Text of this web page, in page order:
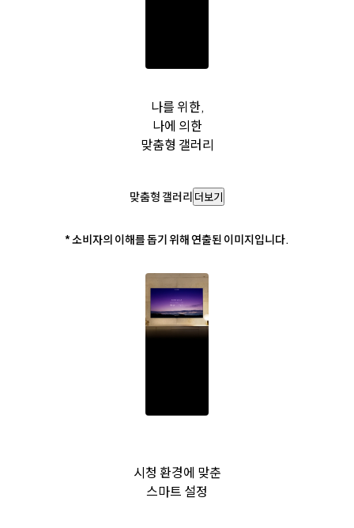
나를 위한,
나에 의한
맞춤형 갤러리
맞춤형 갤러리 더보기
* 소비자의 이해를 돕기 위해 연출된 이미지입니다.
시청 환경에 맞춘
스마트 설정